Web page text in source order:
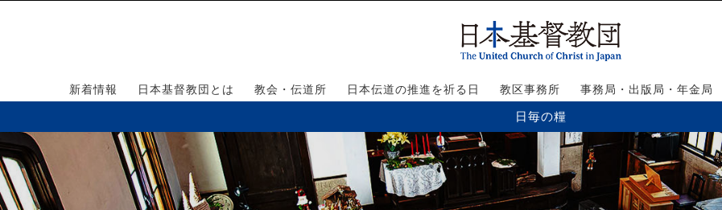
新着情報 日本基督教団とは 教会・伝道所 日本伝道の推進を祈る日 教区事務所 事務局・出版局・年金局
日毎の糧